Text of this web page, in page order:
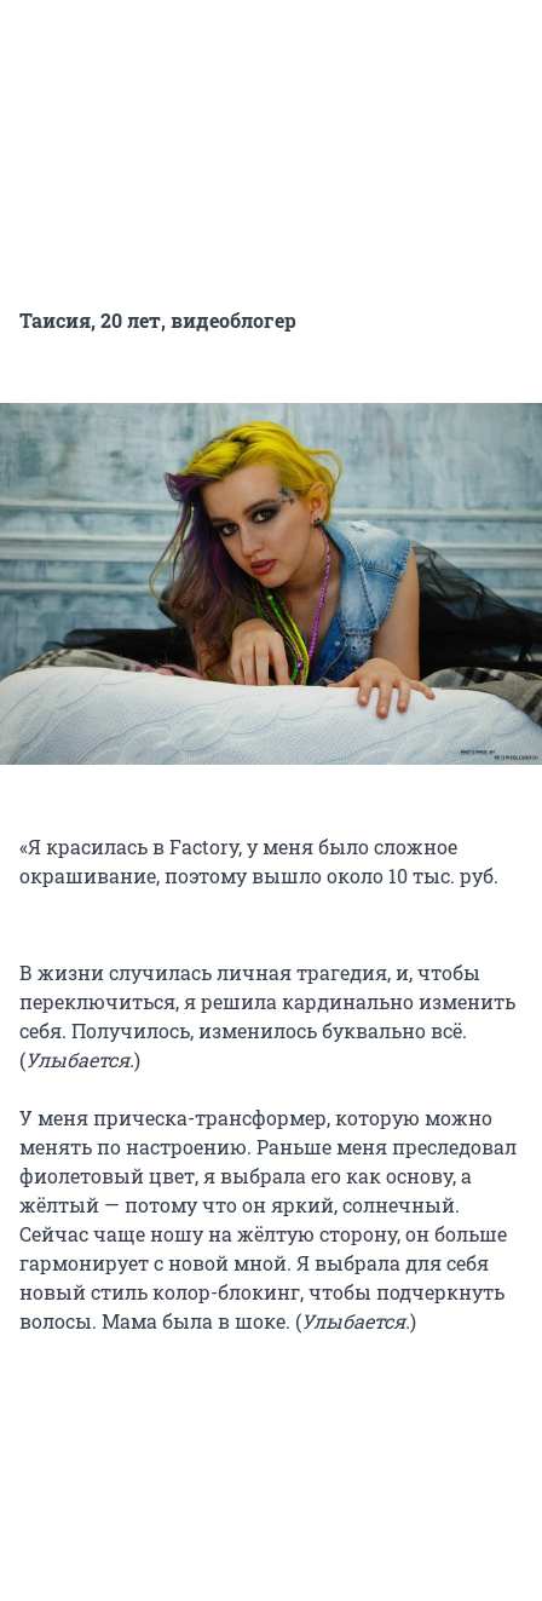
Таисия, 20 лет, видеоблогер
«Я красилась в Factory, у меня было сложное
окрашивание, поэтому вышло около 10 тыс. руб.
В жизни случилась личная трагедия, и, чтобы
переключиться, я решила кардинально изменить
себя. Получилось, изменилось буквально всё.
(Улыбается.)
У меня прическа-трансформер, которую можно
менять по настроению. Раньше меня преследовал
фиолетовый цвет, я выбрала его как основу, а
жёлтый — потому что он яркий, солнечный.
Сейчас чаще ношу на жёлтую сторону, он больше
гармонирует с новой мной. Я выбрала для себя
новый стиль колор-блокинг, чтобы подчеркнуть
волосы. Мама была в шоке. (Улыбается.)